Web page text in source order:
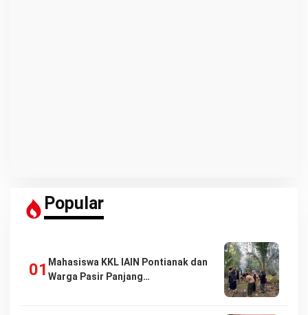
Popular
Mahasiswa KKL IAIN Pontianak dan
Warga Pasir Panjang…